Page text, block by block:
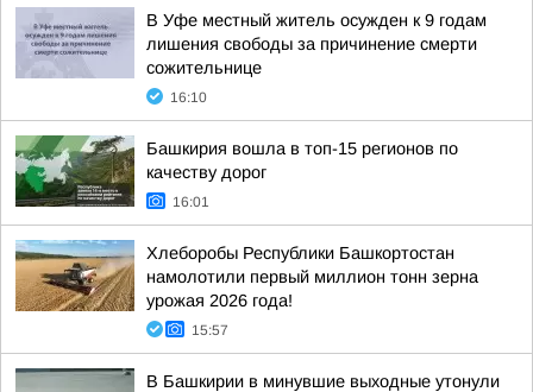
В Уфе местный житель осужден к 9 годам
лишения свободы за причинение смерти
сожительнице
16:10
Башкирия вошла в топ-15 регионов по
качеству дорог
16:01
Хлеборобы Республики Башкортостан
намолотили первый миллион тонн зерна
урожая 2026 года!
15:57
В Башкирии в минувшие выходные утонули